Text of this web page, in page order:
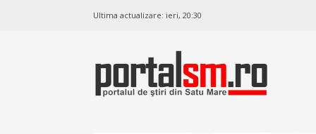
Ultima actualizare: ieri, 20:30